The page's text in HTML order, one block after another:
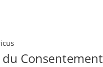
Consentement